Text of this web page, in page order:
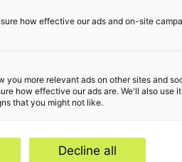
het buitenland. Vooral binnen
how effective our ads and on-site
you more relevant ads on other sites and
how effective our ads are. We'll also use
that you might not like.
Decline all